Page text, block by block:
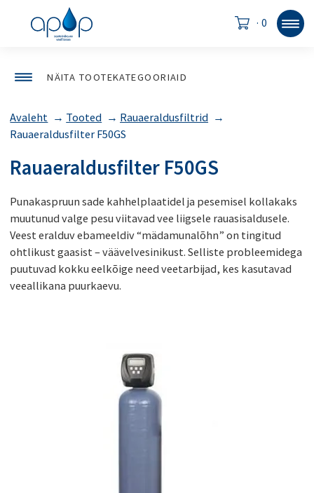
· 0
NÄITA TOOTEKATEGOORIAID
Avaleht → Tooted → Rauaeraldusfiltrid →
Rauaeraldusfilter F50GS
Rauaeraldusfilter F50GS
Punakaspruun sade kahhelplaatidel ja pesemisel kollakaks
muutunud valge pesu viitavad vee liigsele rauasisaldusele.
Veest eralduv ebameeldiv “mädamunalõhn” on tingitud
ohtlikust gaasist – väävelvesinikust. Selliste probleemidega
puutuvad kokku eelkõige need veetarbijad, kes kasutavad
veeallikana puurkaevu.